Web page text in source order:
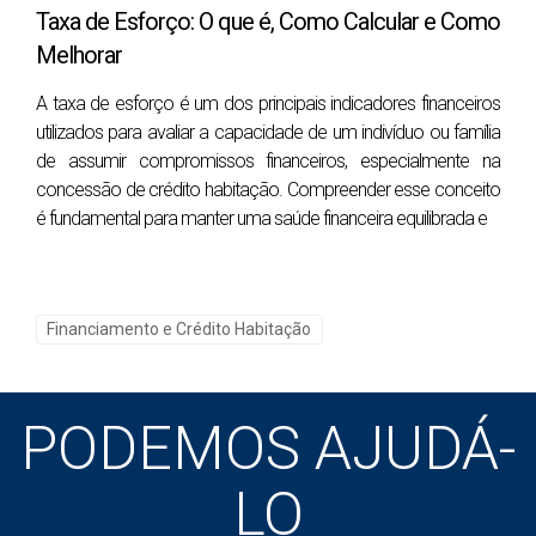
bancos, mas, de forma geral, precisa de documento de
de Identificação Fiscal (NIF), comprovativo de morada,
últimos recibos de vencimento (normalmente, 3 meses),
declaração de IRS e nota de liquidação, extratos bancários
dos últimos 3 meses, contrato de trabalho e documentação
Se for trabalhador independente, emigrante ou estiver a
Além do valor da entrada, há vários encargos obrigatórios
Taxa de Esforço: O que é, Como Calcular e Como
Melhorar
­A taxa de esforço é um dos principais indicadores financeiros
utilizados para avaliar a capacidade de um indivíduo ou família
de assumir compromissos financeiros, especialmente na
concessão de crédito habitação. Compreender esse conceito
é fundamental para manter uma saúde financeira equilibrada e
Financiamento e Crédito Habitação
PODEMOS AJUDÁ-
LO